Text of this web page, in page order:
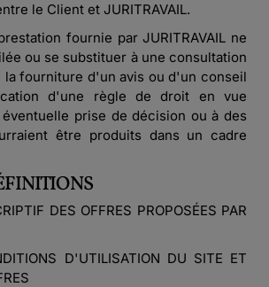
le Client et JURITRAVAIL.
fournie par JURITRAVAIL ne
ou se substituer à une consultation
la fourniture d'un avis ou d'un conseil
d'une règle de droit en vue
prise de décision ou à des
être produits dans un cadre
DES OFFRES PROPOSÉES PAR
D'UTILISATION DU SITE ET